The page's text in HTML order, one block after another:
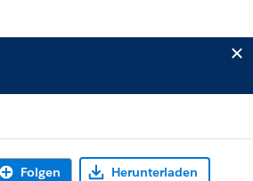
Folgen Herunterladen